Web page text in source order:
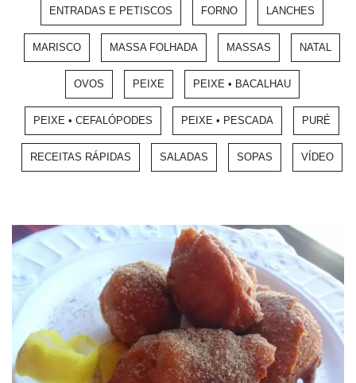
ENTRADAS E PETISCOS FORNO LANCHES
MARISCO MASSA FOLHADA MASSAS NATAL
OVOS PEIXE PEIXE • BACALHAU
PEIXE • CEFALÓPODES PEIXE • PESCADA PURÉ
RECEITAS RÁPIDAS SALADAS SOPAS VÍDEO